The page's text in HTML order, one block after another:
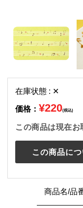
在庫状態 : ✕
価格： ¥220(税込)
この商品は現在お
この商品に
商品名/品